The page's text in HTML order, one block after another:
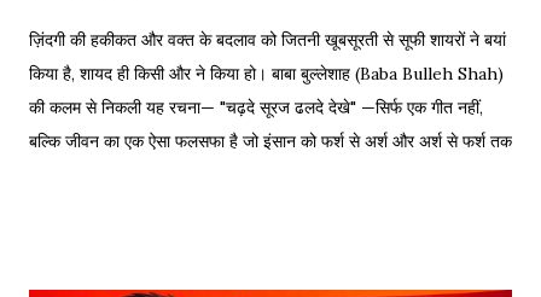
ज़िंदगी की हकीकत और वक्त के बदलाव को जितनी खूबसूरती से सूफी शायरों ने बयां
किया है, शायद ही किसी और ने किया हो। बाबा बुल्लेशाह (Baba Bulleh Shah)
की कलम से निकली यह रचना— "चढ़दे सूरज ढलदे देखे" —सिर्फ एक गीत नहीं,
बल्कि जीवन का एक ऐसा फलसफा है जो इंसान को फर्श से अर्श और अर्श से फर्श तक